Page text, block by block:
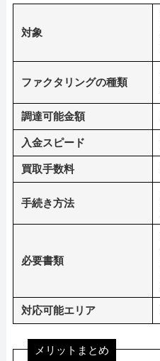
対象
ファクタリングの種類
調達可能金額
入金スピード
買取手数料
手続き方法
必要書類
対応可能エリア
メリットまとめ